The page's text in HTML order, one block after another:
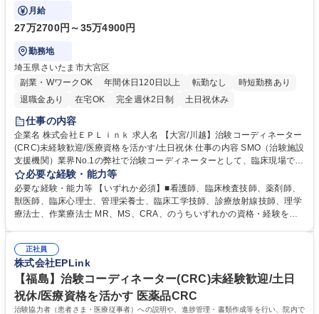
る、大変やりがいのある仕事です。
月給
27万2700円～35万4900円
勤務地
埼玉県さいたま市大宮区
副業・WワークOK
年間休日120日以上 転勤なし
時短勤務あり
退職金あり
在宅OK 完全週休2日制 土日祝休み
仕事の内容
企業名 株式会社ＥＰＬｉｎｋ 求人名 【大宮/川越】治験コーディネーター
(CRC)未経験歓迎/医療資格を活かす/土日祝休 仕事の内容 SMO（治験施設
支援機関）業界No.1の弊社で治験コーディネーターとして、臨床現場での
ご経験を活かし、医師の指示のもとで治験業務を支援。新薬の開発を最前
線で支えられる、大変やりがいのある仕事です。 ■治験協力者（患者さ
ま・医療従事者）への説明 ■医療従事者・依頼先への調整、報告 ■患者さ
まのスケジュール調整・管理、ヒアリング・服薬状況の確認 ■診察/検査へ
フレックスタイム制/プライベートと仕事の両立もしやすい環境。育休復帰
率は90%以上/育児補助支援金等も有 募集職種 【大宮/川越】治験コーディ
ネーター(CRC)未経験歓迎/医療資格を活かす/土日祝休
必要な経験・能力等
必要な経験・能力等 【いずれか必須】■看護師、臨床検査技師、薬剤師、
獣医師、臨床心理士、管理栄養士、臨床工学技師、診療放射線技師、理学
療法士、作業療法士 MR、MS、CRA、のうちいずれかの資格・経験を有
間受けていただき、テストに合格後、OJTとなります。OJT期間は平均約3
ヶ月。 【活かせる経験】院内スタッフや患者とのコミュニケーション能力
や、カルテを読む力、治験で行う検査内容や薬剤について補足説明ができ
る点、などを活かしてご活躍頂けます。 学歴・資格 学歴：大学院 大学 高
専 短大 専修学校 語学力： 資格：看護師 薬剤師 臨床検査技師
正社員
株式会社EPLink
【福島】治験コーディネーター(CRC)未経験歓迎/土日
祝休/医療資格を活かす 医薬品CRC
治験協力者（患者さま・医療従事者）への説明や、進捗管理・書類作成等を行い、院内で